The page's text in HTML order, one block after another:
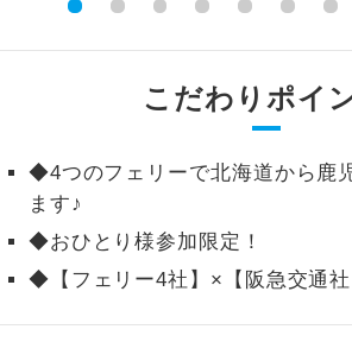
こだわりポイ
◆4つのフェリーで北海道から鹿
ます♪
◆おひとり様参加限定！
◆【フェリー4社】×【阪急交通社
露天風呂
ご宿泊ホテルに大
全食事付き
全てのお食事が付い
く）
お部屋食
お部屋にてゆっく